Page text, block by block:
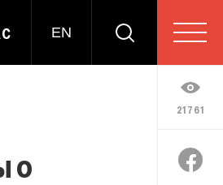
EN
21761
о